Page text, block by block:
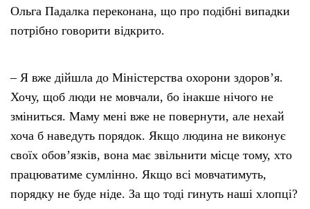
Ольга Падалка переконана, що про подібні випадки
потрібно говорити відкрито.
– Я вже дійшла до Міністерства охорони здоров’я.
Хочу, щоб люди не мовчали, бо інакше нічого не
зміниться. Маму мені вже не повернути, але нехай
хоча б наведуть порядок. Якщо людина не виконує
своїх обов’язків, вона має звільнити місце тому, хто
працюватиме сумлінно. Якщо всі мовчатимуть,
порядку не буде ніде. За що тоді гинуть наші хлопці?